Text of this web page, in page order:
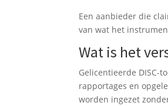
Een aanbieder die
van wat het
Wat is het
Gelicentieerde DISC-
rapportages en
worden ingezet